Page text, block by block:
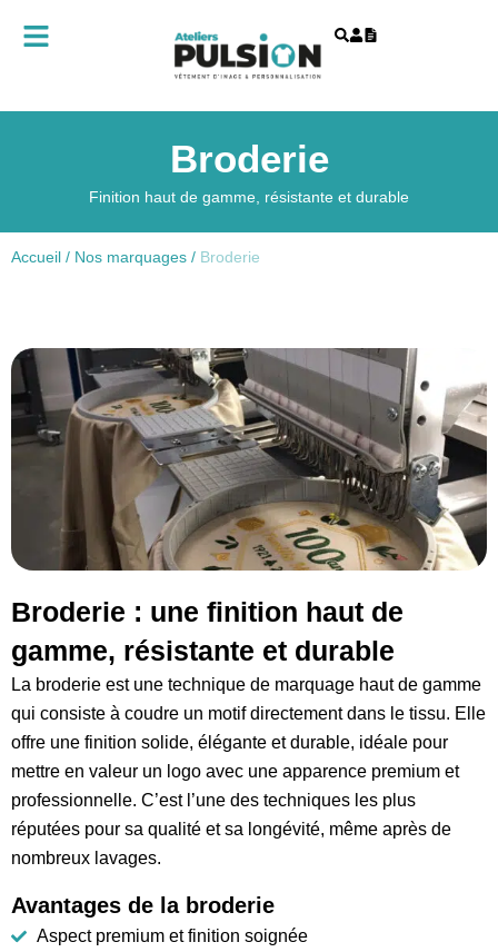
Broderie
Finition haut de gamme, résistante et durable
Accueil / Nos marquages / Broderie
Broderie : une finition haut de
gamme, résistante et durable
La broderie est une technique de marquage haut de gamme
qui consiste à coudre un motif directement dans le tissu. Elle
offre une finition solide, élégante et durable, idéale pour
mettre en valeur un logo avec une apparence premium et
professionnelle. C’est l’une des techniques les plus
réputées pour sa qualité et sa longévité, même après de
nombreux lavages.
Avantages de la broderie
Aspect premium et finition soignée